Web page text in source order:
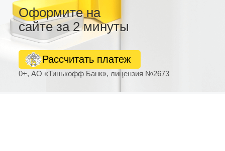
Оформите на
сайте за 2 минуты
0+, АО «Тинькофф Банк», лицензия №2673
Рассчитать платеж